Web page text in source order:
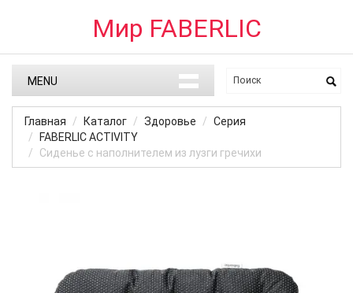
Мир FABERLIC
MENU
Главная Каталог Здоровье
Серия
FABERLIC ACTIVITY
Сиденье с наполнителем из лузги гречихи